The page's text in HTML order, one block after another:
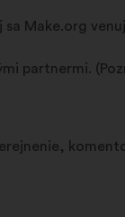
Make.org
partnermi.